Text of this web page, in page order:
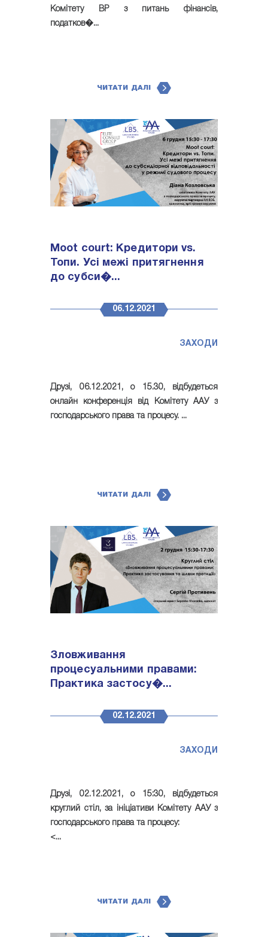
Комітету ВР з питань фінансів,
податков�...
ЧИТАТИ ДАЛІ
Moot court: Кредитори vs.
Топи. Усі межі притягнення
до субси�...
06.12.2021
ЗАХОДИ
Друзі, 06.12.2021 , о 15.30, відбудеться
онлайн конференція від Комітету ААУ з
господарського права та процесу. ...
ЧИТАТИ ДАЛІ
Зловживання
процесуальними правами:
Практика застосу�...
02.12.2021
ЗАХОДИ
Друзі, 02.12.2021, о 15:30, відбудеться
круглий стіл , за ініціативи Комітету ААУ з
господарського права та процесу:
<...
ЧИТАТИ ДАЛІ